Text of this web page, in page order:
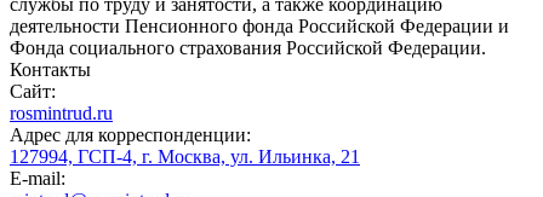
службы по труду и занятости, а также координацию
деятельности Пенсионного фонда Российской Федерации и
Фонда социального страхования Российской Федерации.
Контакты
Сайт:
rosmintrud.ru
Адрес для корреспонденции:
127994, ГСП-4, г. Москва, ул. Ильинка, 21
E-mail: